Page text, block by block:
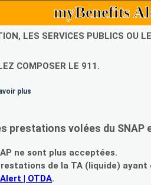
myBenefits
LES SERVICES PUBLICS OU
COMPOSER LE 911.
plus
volées du
ne sont plus acceptées.
de la TA (liquide) ayant
| OTDA.